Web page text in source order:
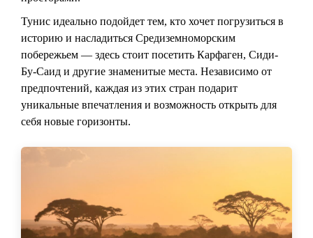
Тунис идеально подойдет тем, кто хочет погрузиться в
историю и насладиться Средиземноморским
побережьем — здесь стоит посетить Карфаген, Сиди-
Бу-Саид и другие знаменитые места. Независимо от
предпочтений, каждая из этих стран подарит
уникальные впечатления и возможность открыть для
себя новые горизонты.